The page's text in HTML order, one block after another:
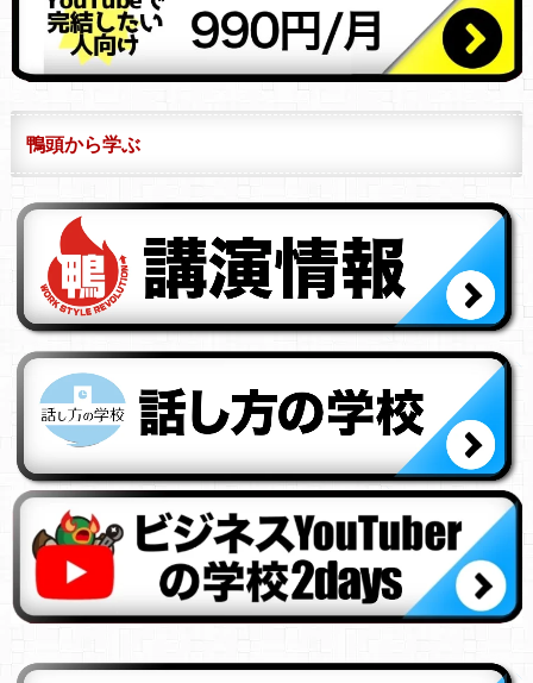
鴨頭から学ぶ